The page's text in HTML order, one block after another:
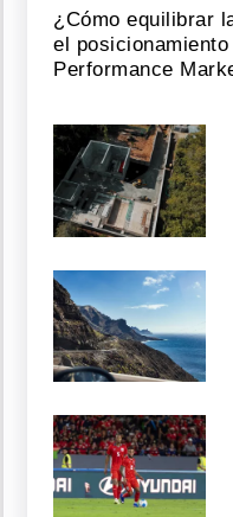
¿Cómo equilibrar
el
Performance